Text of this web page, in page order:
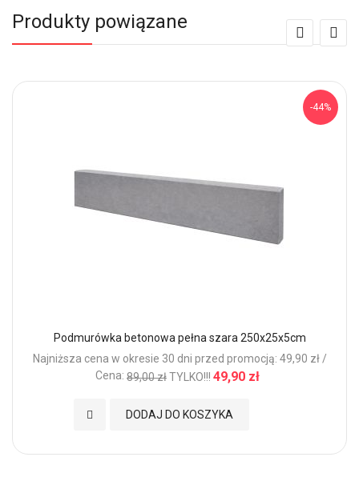
Produkty powiązane
-44%
Podmurówka betonowa pełna szara 250x25x5cm
Najniższa cena w okresie 30 dni przed promocją: 49,90 zł /
Cena: 89,00 złTYLKO!!! 49,90 zł
DODAJ DO KOSZYKA
Dodaj do Ulubionych